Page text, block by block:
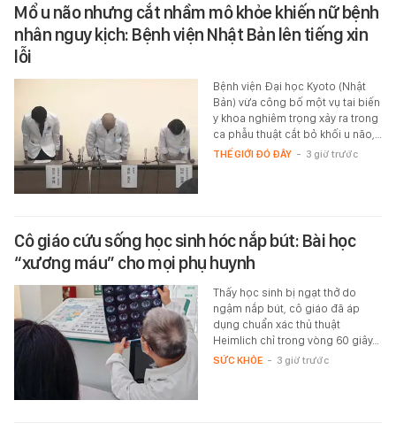
Mổ u não nhưng cắt nhầm mô khỏe khiến nữ bệnh
nhân nguy kịch: Bệnh viện Nhật Bản lên tiếng xin
lỗi
Bệnh viện Đại học Kyoto (Nhật
Bản) vừa công bố một vụ tai biến
y khoa nghiêm trọng xảy ra trong
ca phẫu thuật cắt bỏ khối u não,…
THẾ GIỚI ĐÓ ĐÂY - 3 giờ trước
Cô giáo cứu sống học sinh hóc nắp bút: Bài học
“xương máu” cho mọi phụ huynh
Thấy học sinh bị ngạt thở do
ngậm nắp bút, cô giáo đã áp
dụng chuẩn xác thủ thuật
Heimlich chỉ trong vòng 60 giây…
SỨC KHỎE - 3 giờ trước